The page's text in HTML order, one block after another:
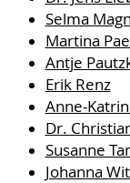
Selma
Martina
Antje
Erik Renz
Anne-
Dr.
Susanne
Johanna